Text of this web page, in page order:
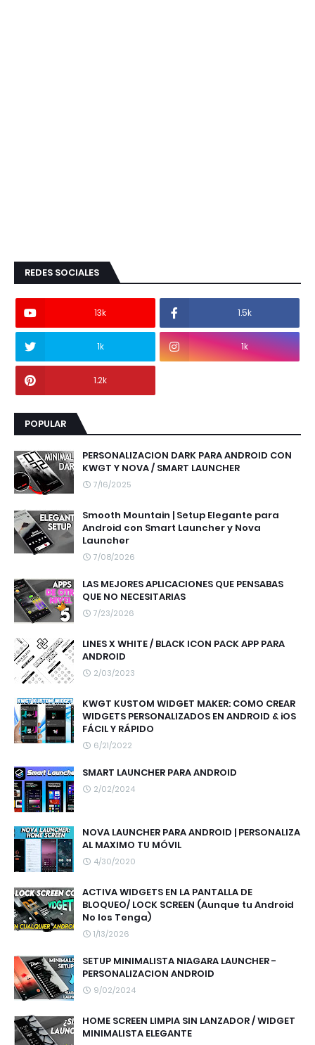
REDES SOCIALES
13k 1.5k
1k 1k
1.2k
POPULAR
PERSONALIZACION DARK PARA ANDROID CON
KWGT Y NOVA / SMART LAUNCHER
7/16/2025
Smooth Mountain | Setup Elegante para
Android con Smart Launcher y Nova
Launcher
7/08/2026
LAS MEJORES APLICACIONES QUE PENSABAS
QUE NO NECESITARIAS
7/23/2026
LINES X WHITE / BLACK ICON PACK APP PARA
ANDROID
2/03/2023
KWGT KUSTOM WIDGET MAKER: COMO CREAR
WIDGETS PERSONALIZADOS EN ANDROID & iOS
FÁCIL Y RÁPIDO
6/21/2022
SMART LAUNCHER PARA ANDROID
2/02/2024
NOVA LAUNCHER PARA ANDROID | PERSONALIZA
AL MAXIMO TU MÓVIL
4/30/2020
ACTIVA WIDGETS EN LA PANTALLA DE
BLOQUEO/ LOCK SCREEN (Aunque tu Android
No los Tenga)
1/13/2026
SETUP MINIMALISTA NIAGARA LAUNCHER -
PERSONALIZACION ANDROID
9/02/2024
HOME SCREEN LIMPIA SIN LANZADOR / WIDGET
MINIMALISTA ELEGANTE